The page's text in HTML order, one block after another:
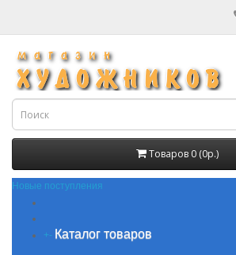
Товаров 0 (0р.)
Новые поступления
+- Каталог товаров